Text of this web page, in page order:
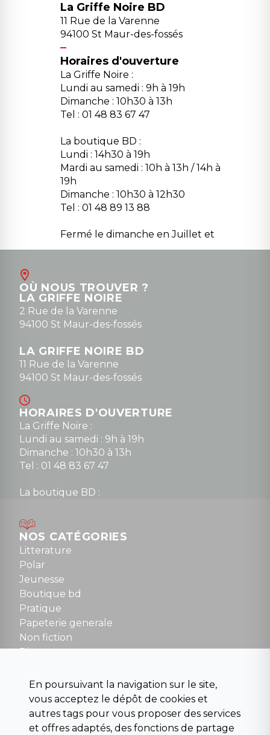
La Griffe Noire BD
11 Rue de la Varenne
94100 St Maur-des-fossés
Horaires d'ouverture
La Griffe Noire :
Lundi au samedi : 9h à 19h
Dimanche : 10h30 à 13h
Tel : 01 48 83 67 47
La boutique BD :
Lundi : 14h30 à 19h
Mardi au samedi : 10h à 13h / 14h à
19h
Dimanche : 10h30 à 12h30
Tel : 01 48 89 13 88
Fermé le dimanche en Juillet et
Août
contact@la-griffe-noire.com
0148836747
OÙ NOUS TROUVER ?
LA GRIFFE NOIRE
2 Rue de la Varenne
94100 St Maur-des-fossés
LA GRIFFE NOIRE BD
11 Rue de la Varenne
94100 St Maur-des-fossés
HORAIRES D'OUVERTURE
La Griffe Noire :
Lundi au samedi : 9h à 19h
Dimanche : 10h30 à 13h
Tel : 01 48 83 67 47
La boutique BD :
Mardi au samedi : 10h à 13h / 14h à 19h
Dimanche : 10h30 à 12h30
Tel : 01 48 89 13 88
NOUS CONTACTER
contact@la-griffe-noire.com
NOS CATÉGORIES
Litterature
Polar
Jeunesse
Boutique bd
Pratique
Papeterie generale
Non fiction
Divers
Beaux livres et art
Para scolaire
Histoire
Pochoteque
En poursuivant la navigation sur le site,
vous acceptez le dépôt de cookies et
autres tags pour vous proposer des services
et offres adaptés, des fonctions de partage